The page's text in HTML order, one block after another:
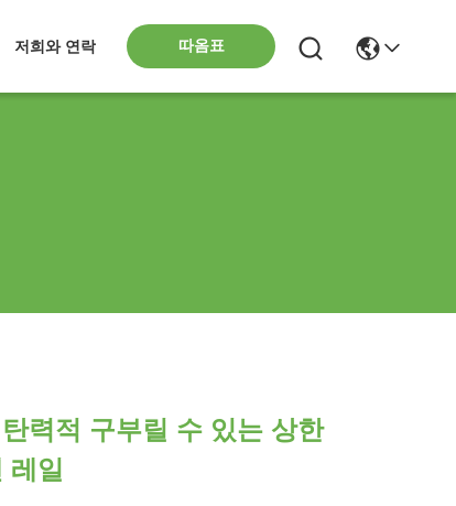
저희와 연락 따옴표
력적 구부릴 수 있는 상한
레일